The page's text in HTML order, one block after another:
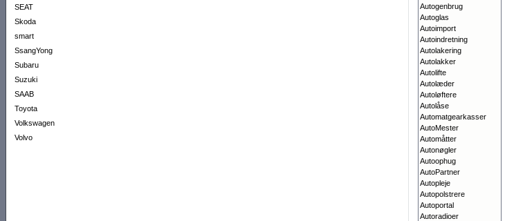
SEAT
Skoda
smart
SsangYong
Subaru
Suzuki
SAAB
Toyota
Volkswagen
Volvo
Autogenbrug
Autoglas
Autoimport
Autoindretning
Autolakering
Autolakker
Autolifte
Autolæder
Autoløftere
Autolåse
Automatgearkasser
AutoMester
Automåtter
Autonøgler
Autoophug
AutoPartner
Autopleje
Autopolstrere
Autoportal
Autoradioer